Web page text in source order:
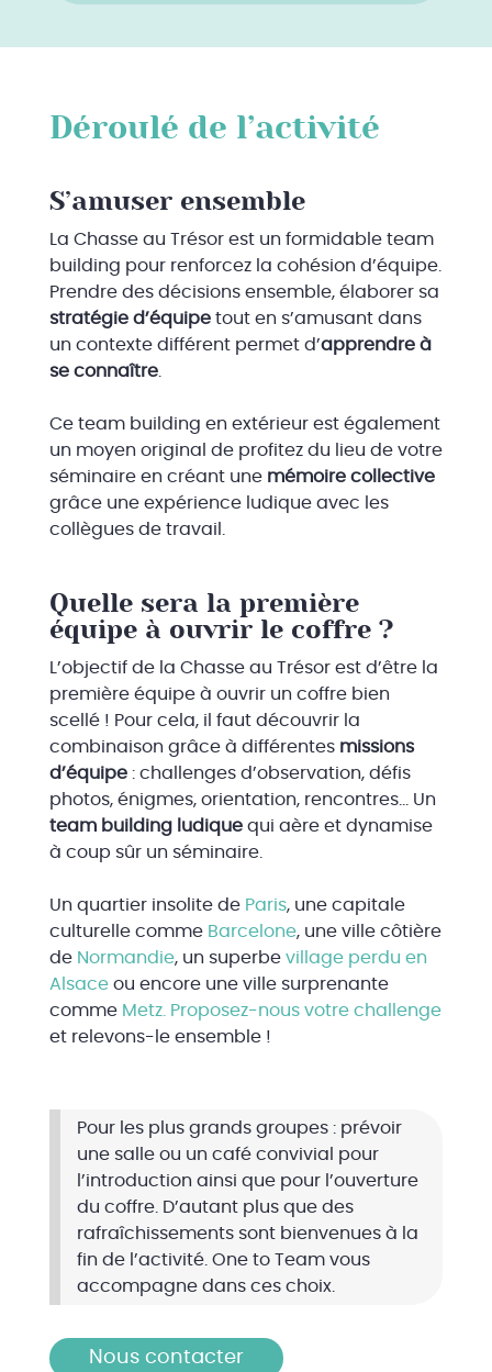
Déroulé de l’activité
S’amuser ensemble
La Chasse au Trésor est un formidable team
building pour renforcez la cohésion d’équipe.
Prendre des décisions ensemble, élaborer sa
stratégie d’équipe tout en s’amusant dans
un contexte différent permet d’apprendre à
se connaître.
Ce team building en extérieur est également
un moyen original de profitez du lieu de votre
séminaire en créant une mémoire collective
grâce une expérience ludique avec les
collègues de travail.
Quelle sera la première
équipe à ouvrir le coffre ?
L’objectif de la Chasse au Trésor est d’être la
première équipe à ouvrir un coffre bien
scellé ! Pour cela, il faut découvrir la
combinaison grâce à différentes missions
d’équipe: challenges d’observation, défis
photos, énigmes, orientation, rencontres… Un
team building ludiquequi aère et dynamise
à coup sûr un séminaire.
Un quartier insolite de Paris, une capitale
culturelle comme Barcelone, une ville côtière
de Normandie, un superbe village perdu en
Alsaceou encore une ville surprenante
comme Metz. Proposez-nous votre challenge
et relevons-le ensemble !
Pour les plus grands groupes : prévoir
une salle ou un café convivial pour
l’introduction ainsi que pour l’ouverture
du coffre. D’autant plus que des
rafraîchissements sont bienvenues à la
fin de l’activité. One to Team vous
accompagne dans ces choix.
Nous contacter